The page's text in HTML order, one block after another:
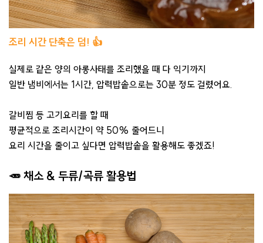
조리 시간 단축은 덤! 👍
실제로 같은 양의 아롱사태를 조리했을 때 다 익기까지
일반 냄비에서는 1시간, 압력밥솥으로는 30분 정도 걸렸어요.
갈비찜 등 고기요리를 할 때
평균적으로 조리시간이 약 50% 줄어드니
요리 시간을 줄이고 싶다면 압력밥솥을 활용해도 좋겠죠!
🥕 채소 & 두류/곡류 활용법